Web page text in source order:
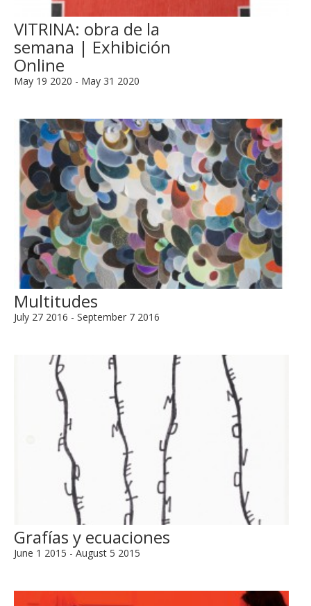
VITRINA: obra de la
semana | Exhibición
Online
May 19 2020 - May 31 2020
Multitudes
July 27 2016 - September 7 2016
Grafías y ecuaciones
June 1 2015 - August 5 2015